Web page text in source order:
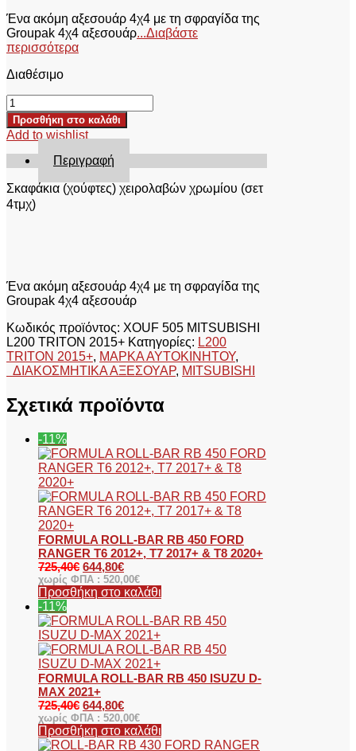
Ένα ακόμη αξεσουάρ 4χ4 με τη σφραγίδα της
Groupak 4χ4 αξεσουάρ...Διαβάστε
περισσότερα
Διαθέσιμο
ΣΚΑΦΑΚΙΑ
(ΧΟΥΦΤΕΣ)
ΧΕΙΡΟΛΑΒΩΝ
XOUF
505
MITSUBISHI
L200
TRITON
2015+
Προσθήκη στο καλάθι
Add to wishlist
Περιγραφή
Σκαφάκια (χούφτες) χειρολαβών χρωμίου (σετ
4τμχ)
Ένα ακόμη αξεσουάρ 4χ4 με τη σφραγίδα της
Groupak 4χ4 αξεσουάρ
Κωδικός προϊόντος: XOUF 505 MITSUBISHI
L200 TRITON 2015+ Κατηγορίες: L200
TRITON 2015+, ΜΑΡΚΑ ΑΥΤΟΚΙΝΗΤΟΥ,
ΔΙΑΚΟΣΜΗΤΙΚΑ ΑΞΕΣΟΥΑΡ, MITSUBISHI
Σχετικά προϊόντα
-11%
FORMULA ROLL-BAR RB 450 FORD
RANGER T6 2012+, T7 2017+ & T8 2020+
725,40€ 644,80€
χωρίς ΦΠΑ : 520,00€
Προσθήκη στο καλάθι
-11%
FORMULA ROLL-BAR RB 450 ISUZU D-
MAX 2021+
725,40€ 644,80€
χωρίς ΦΠΑ : 520,00€
Προσθήκη στο καλάθι